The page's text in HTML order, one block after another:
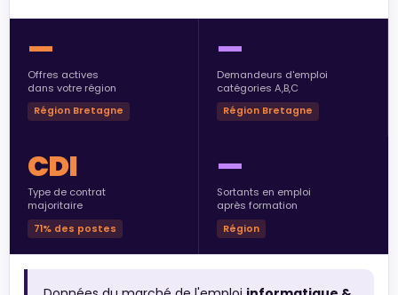
—
Offres actives
dans votre région
Région Bretagne
—
Demandeurs d'emploi
catégories A,B,C
Région Bretagne
CDI
Type de contrat
majoritaire
71% des postes
—
Sortants en emploi
après formation
Région